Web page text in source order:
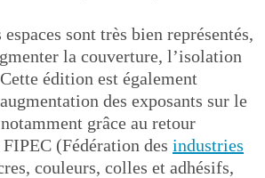
sont très bien représentés,
la couverture, l’isolation
édition est également
des exposants sur le
grâce au retour
(Fédération des industries
couleurs, colles et adhésifs,